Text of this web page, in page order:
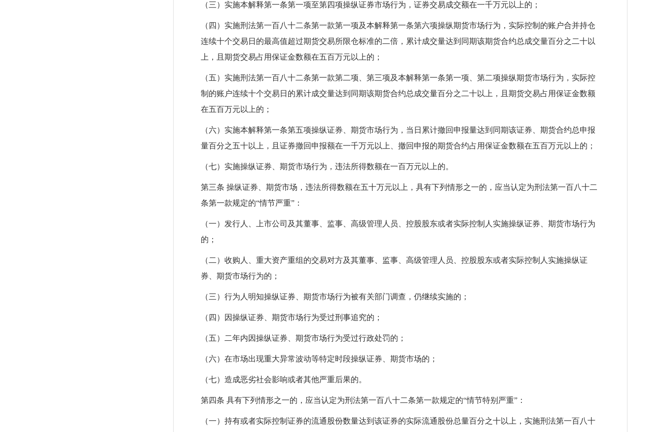
（三）实施本解释第一条第一项至第四项操纵证券市场行为，证券交易成交额在一千万元以上的；
（四）实施刑法第一百八十二条第一款第一项及本解释第一条第六项操纵期货市场行为，实际控制的账户合并持仓
连续十个交易日的最高值超过期货交易所限仓标准的二倍，累计成交量达到同期该期货合约总成交量百分之二十以
上，且期货交易占用保证金数额在五百万元以上的；
（五）实施刑法第一百八十二条第一款第二项、第三项及本解释第一条第一项、第二项操纵期货市场行为，实际控
制的账户连续十个交易日的累计成交量达到同期该期货合约总成交量百分之二十以上，且期货交易占用保证金数额
在五百万元以上的；
（六）实施本解释第一条第五项操纵证券、期货市场行为，当日累计撤回申报量达到同期该证券、期货合约总申报
量百分之五十以上，且证券撤回申报额在一千万元以上、撤回申报的期货合约占用保证金数额在五百万元以上的；
（七）实施操纵证券、期货市场行为，违法所得数额在一百万元以上的。
第三条 操纵证券、期货市场，违法所得数额在五十万元以上，具有下列情形之一的，应当认定为刑法第一百八十二
条第一款规定的“情节严重”：
（一）发行人、上市公司及其董事、监事、高级管理人员、控股股东或者实际控制人实施操纵证券、期货市场行为
的；
（二）收购人、重大资产重组的交易对方及其董事、监事、高级管理人员、控股股东或者实际控制人实施操纵证
券、期货市场行为的；
（三）行为人明知操纵证券、期货市场行为被有关部门调查，仍继续实施的；
（四）因操纵证券、期货市场行为受过刑事追究的；
（五）二年内因操纵证券、期货市场行为受过行政处罚的；
（六）在市场出现重大异常波动等特定时段操纵证券、期货市场的；
（七）造成恶劣社会影响或者其他严重后果的。
第四条 具有下列情形之一的，应当认定为刑法第一百八十二条第一款规定的“情节特别严重”：
（一）持有或者实际控制证券的流通股份数量达到该证券的实际流通股份总量百分之十以上，实施刑法第一百八十